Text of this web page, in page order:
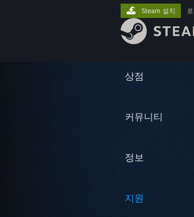
상점
커뮤니티
정보
지원
Steam 설치